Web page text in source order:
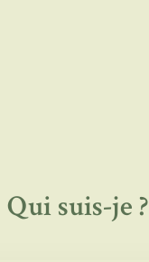
Qui suis-je ?